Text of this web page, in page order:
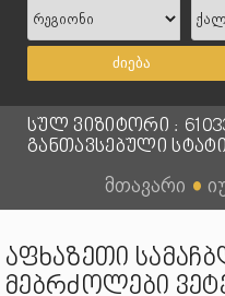
ძიება
სულ ვიზიტორი :
განთავსებული
მთავარი ●
აფხაზეთი
მებრძოლები